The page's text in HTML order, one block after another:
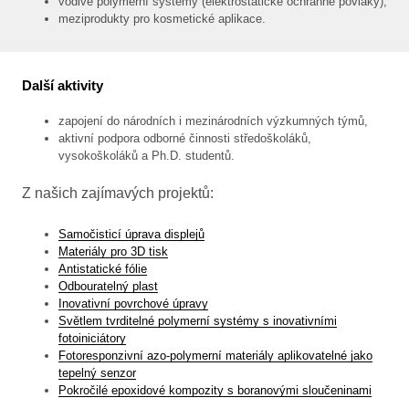
meziprodukty pro kosmetické aplikace.
Další aktivity
zapojení do národních i mezinárodních výzkumných týmů,
aktivní podpora odborné činnosti středoškoláků,
vysokoškoláků a Ph.D. studentů.
Z našich zajímavých projektů:
Samočisticí úprava displejů
Materiály pro 3D tisk
Antistatické fólie
Odbouratelný plast
Inovativní povrchové úpravy
Světlem tvrditelné polymerní systémy s inovativními
fotoiniciátory
Fotoresponzivní azo-polymerní materiály aplikovatelné jako
tepelný senzor
Pokročilé epoxidové kompozity s boranovými sloučeninami